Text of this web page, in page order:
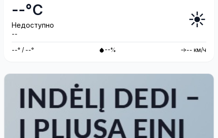
--°C
Недоступно
--
☀️
--° / --° --% -- км/ч